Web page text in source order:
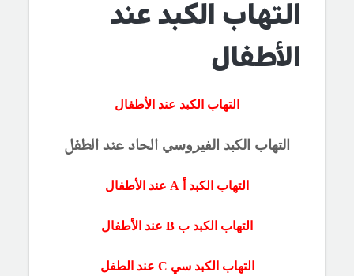
التهاب الكبد عند
الأطفال
التهاب الكبد عند الأطفال
التهاب الكبد الفيروسي الحادعند الطفل
التهاب الكبد أ A عند الأطفال
التهاب الكبد ب B عند الأطفال
التهاب الكبد سي C عند الطفل